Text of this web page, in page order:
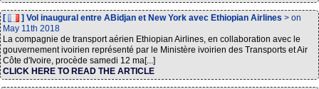
[ ] Vol inaugural entre ABidjan et New York avec Ethiopian Airlines > on
May 11th 2018
La compagnie de transport aérien Ethiopian Airlines, en collaboration avec le
gouvernement ivoirien représenté par le Ministère ivoirien des Transports et Air
Côte d'Ivoire, procède samedi 12 ma[...]
CLICK HERE TO READ THE ARTICLE